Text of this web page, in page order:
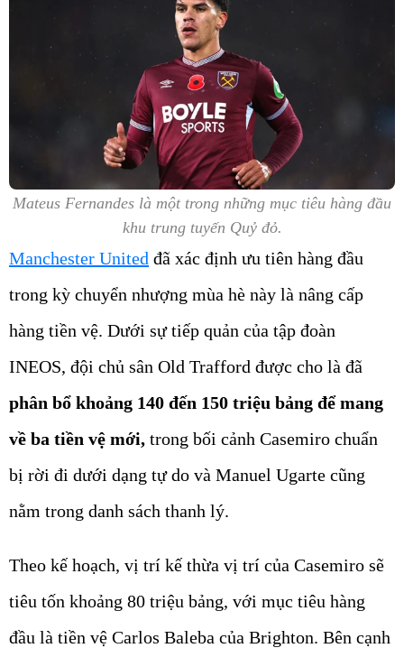
Mateus Fernandes là một trong những mục tiêu hàng đầu
khu trung tuyến Quỷ đỏ.
Manchester United đã xác định ưu tiên hàng đầu
trong kỳ chuyển nhượng mùa hè này là nâng cấp
hàng tiền vệ. Dưới sự tiếp quản của tập đoàn
INEOS, đội chủ sân Old Trafford được cho là đã
phân bổ khoảng 140 đến 150 triệu bảng để mang
về ba tiền vệ mới, trong bối cảnh Casemiro chuẩn
bị rời đi dưới dạng tự do và Manuel Ugarte cũng
nằm trong danh sách thanh lý.
Theo kế hoạch, vị trí kế thừa vị trí của Casemiro sẽ
tiêu tốn khoảng 80 triệu bảng, với mục tiêu hàng
đầu là tiền vệ Carlos Baleba của Brighton. Bên cạnh